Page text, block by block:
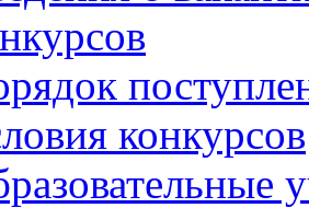
конкурсов